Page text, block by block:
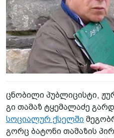
ცნო­ბი­ლი პუბ­ლი­ცის­ტი,
გი თა­მაზ ტყე­მა­ლა­ძე
სო­ცი­ა­ლურ ქსელ­ში
გორც ბა­ტო­ნი თა­მა­ზის